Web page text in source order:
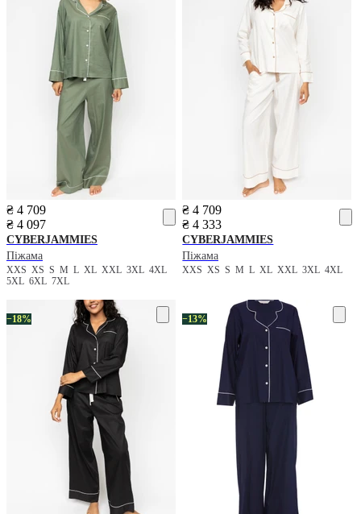
₴ 4 709
₴ 4 097
CYBERJAMMIES
Піжама
XXS XS S M L XL XXL 3XL 4XL
5XL 6XL 7XL
₴ 4 709
₴ 4 333
CYBERJAMMIES
Піжама
XXSXSSMLXLXXL3XL4XL
−18% −13%